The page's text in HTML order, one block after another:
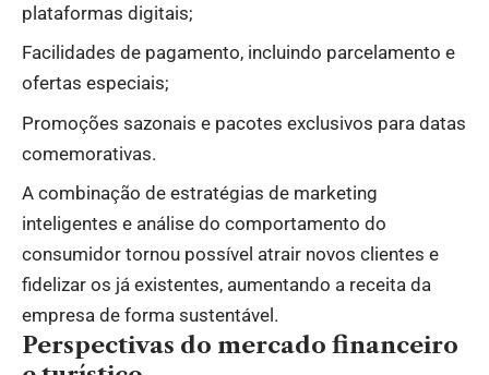
plataformas digitais;
Facilidades de pagamento, incluindo parcelamento e
ofertas especiais;
Promoções sazonais e pacotes exclusivos para datas
comemorativas.
A combinação de estratégias de marketing
inteligentes e análise do comportamento do
consumidor tornou possível atrair novos clientes e
fidelizar os já existentes, aumentando a receita da
empresa de forma sustentável.
Perspectivas do mercado financeiro